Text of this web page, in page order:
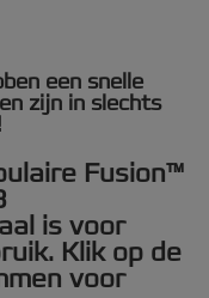
een snelle
zijn in slechts
Fusion™
is voor
Klik op de
voor